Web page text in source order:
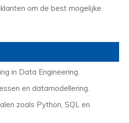
om de best mogelijke
in Data Engineering.
en datamodellering.
zoals Python, SQL en